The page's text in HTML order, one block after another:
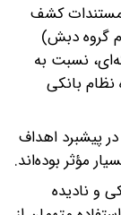
مستندات کشف
گروه دبش)
نسبت به
نظام بانکی
پیشبرد اهداف
مؤثر بوده‌اند.
و نادیده